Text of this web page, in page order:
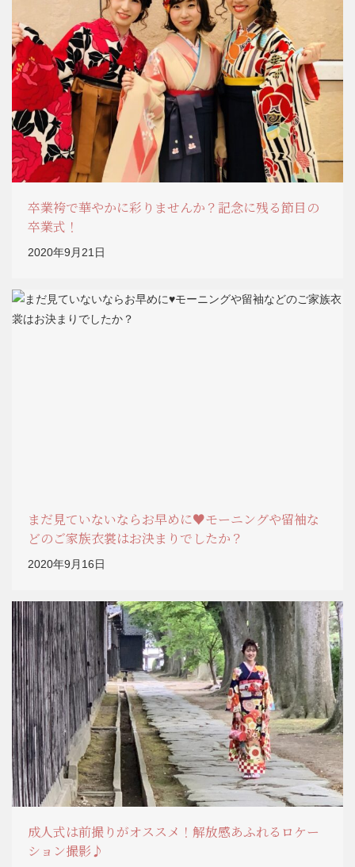
卒業袴で華やかに彩りませんか？記念に残る節目の
卒業式！
2020年9月21日
まだ見ていないならお早めに♥モーニングや留袖な
どのご家族衣裳はお決まりでしたか？
2020年9月16日
成人式は前撮りがオススメ！解放感あふれるロケー
ション撮影♪